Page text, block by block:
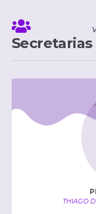
Secretarias
THIAGO